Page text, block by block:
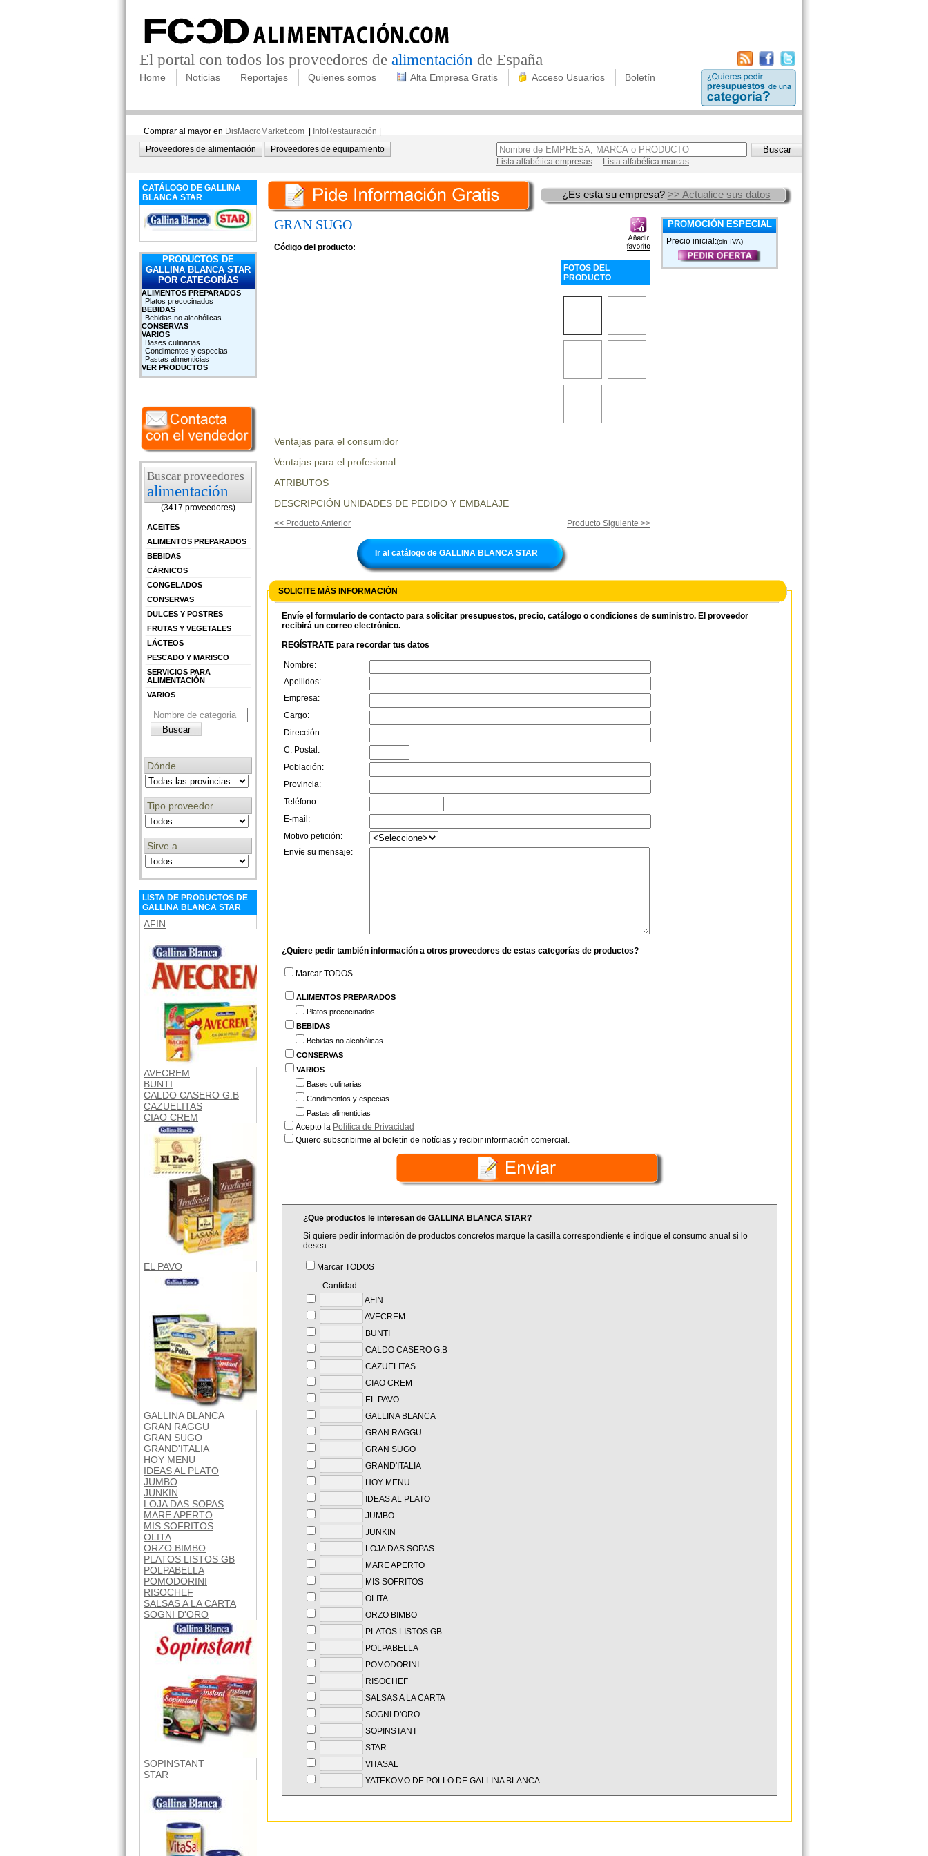
El portal con todos los proveedores de alimentación de España
Home Noticias Reportajes Quienes somos Alta Empresa Gratis Acceso Usuarios Boletín
Comprar al mayor en DisMacroMarket.com InfoRestauración
Proveedores de alimentación
Proveedores de equipamiento
Lista alfabética empresas
Lista alfabética marcas
CATÁLOGO DE GALLINA
BLANCA STAR
PRODUCTOS DE
GALLINA BLANCA STAR
POR CATEGORÍAS
ALIMENTOS PREPARADOS
Platos precocinados
BEBIDAS
Bebidas no alcohólicas
CONSERVAS
VARIOS
Bases culinarias
Condimentos y especias
Pastas alimenticias
VER PRODUCTOS
Buscar proveedores
alimentación
(3417 proveedores)
ACEITES
ALIMENTOS PREPARADOS
BEBIDAS
CÁRNICOS
CONGELADOS
CONSERVAS
DULCES Y POSTRES
FRUTAS Y VEGETALES
LÁCTEOS
PESCADO Y MARISCO
SERVICIOS PARA
ALIMENTACIÓN
VARIOS
Dónde
Tipo proveedor
Sirve a
LISTA DE PRODUCTOS DE
GALLINA BLANCA STAR
AFIN
AVECREM
BUNTI
CALDO CASERO G.B
CAZUELITAS
CIAO CREM
EL PAVO
GALLINA BLANCA
GRAN RAGGU
GRAN SUGO
GRAND'ITALIA
HOY MENU
IDEAS AL PLATO
JUMBO
JUNKIN
LOJA DAS SOPAS
MARE APERTO
MIS SOFRITOS
OLITA
ORZO BIMBO
PLATOS LISTOS GB
POLPABELLA
POMODORINI
RISOCHEF
SALSAS A LA CARTA
SOGNI D'ORO
SOPINSTANT
STAR
¿Es esta su empresa? >> Actualice sus datos
GRAN SUGO
Código del producto:
FOTOS DEL
PRODUCTO
Ventajas para el consumidor
Ventajas para el profesional
ATRIBUTOS
DESCRIPCIÓN UNIDADES DE PEDIDO Y EMBALAJE
<< Producto Anterior Producto Siguiente >>
Ir al catálogo de GALLINA BLANCA STAR
PROMOCIÓN ESPECIAL
Precio inicial:(sin IVA)
SOLICITE MÁS INFORMACIÓN
Envíe el formulario de contacto para solicitar presupuestos, precio, catálogo o condiciones de suministro. El proveedor
recibirá un correo electrónico.
REGÍSTRATE para recordar tus datos
Nombre:
Apellidos:
Empresa:
Cargo:
Dirección:
C. Postal:
Población:
Provincia:
Teléfono:
E-mail:
Motivo petición:
Envíe su mensaje:
¿Quiere pedir también información a otros proveedores de estas categorías de productos?
Marcar TODOS
ALIMENTOS PREPARADOS
Platos precocinados
BEBIDAS
Bebidas no alcohólicas
CONSERVAS
VARIOS
Bases culinarias
Condimentos y especias
Pastas alimenticias
Acepto la Política de Privacidad
Quiero subscribirme al boletín de notícias y recibir información comercial.
¿Que productos le interesan de GALLINA BLANCA STAR?
Si quiere pedir información de productos concretos marque la casilla correspondiente e indique el consumo anual si lo
desea.
Marcar TODOS
Cantidad
AFIN
AVECREM
BUNTI
CALDO CASERO G.B
CAZUELITAS
CIAO CREM
EL PAVO
GALLINA BLANCA
GRAN RAGGU
GRAN SUGO
GRAND'ITALIA
HOY MENU
IDEAS AL PLATO
JUMBO
JUNKIN
LOJA DAS SOPAS
MARE APERTO
MIS SOFRITOS
OLITA
ORZO BIMBO
PLATOS LISTOS GB
POLPABELLA
POMODORINI
RISOCHEF
SALSAS A LA CARTA
SOGNI D'ORO
SOPINSTANT
STAR
VITASAL
YATEKOMO DE POLLO DE GALLINA BLANCA